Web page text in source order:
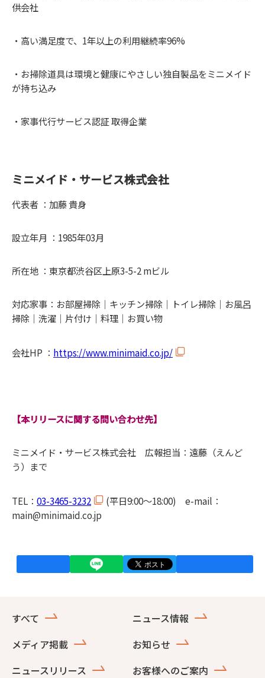
供会社
・高い満足度で、1年以上の利用継続率96%
・お掃除道具は環境と健康にやさしい独自製品をミニメイド
が持ち込み
・家事代行サービス認証 取得企業
ミニメイド・サービス株式会社
代表者 ：加藤 貴身
設立年月 ：1985年03月
所在地 ：東京都渋谷区上原3-5-2 mビル
対応家事：お部屋掃除｜キッチン掃除｜トイレ掃除｜お風呂
掃除｜洗濯｜片付け｜料理｜お買い物
会社HP ： https://www.minimaid.co.jp/
【本リリースに関する問い合わせ先】
ミニメイド・サービス株式会社 広報担当：遠藤（えんど
う）まで
TEL： 03-3465-3232
(平日9:00～18:00) e-mail：
main@minimaid.co.jp
すべて
ニュース情報
メディア掲載
お知らせ
ニュースリリース
お客様へのご案内